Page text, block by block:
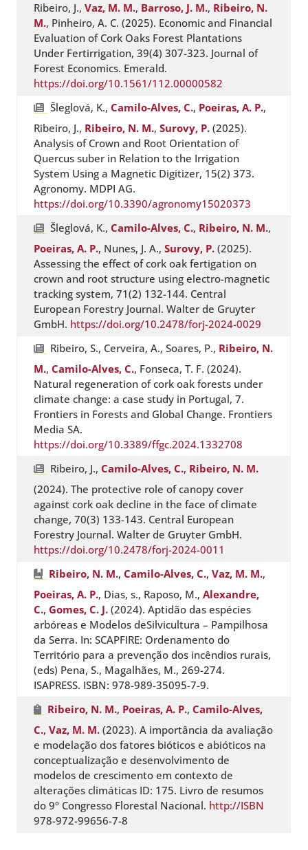
Ribeiro, J.,Vaz, M. M., Barroso, J. M., Ribeiro, N.
M., Pinheiro, A. C. (2025). Economic and Financial
Evaluation of Cork Oaks Forest Plantations
Under Fertirrigation, 39(4) 307-323. Journal of
Forest Economics. Emerald.
https://doi.org/10.1561/112.00000582
Šleglová, K.,Camilo-Alves, C., Poeiras, A. P.,
Ribeiro, J., Ribeiro, N. M.,Surovy, P. (2025).
Analysis of Crown and Root Orientation of
Quercus suber in Relation to the Irrigation
System Using a Magnetic Digitizer, 15(2) 373.
Agronomy. MDPI AG.
https://doi.org/10.3390/agronomy15020373
Šleglová, K., Camilo-Alves, C., Ribeiro, N. M.,
Poeiras, A. P., Nunes, J. A.,Surovy, P. (2025).
Assessing the effect of cork oak fertigation on
crown and root structure using electro-magnetic
tracking system, 71(2) 132-144. Central
European Forestry Journal. Walter de Gruyter
GmbH. https://doi.org/10.2478/forj-2024-0029
Ribeiro, S., Cerveira, A., Soares, P., Ribeiro, N.
M.,Camilo-Alves, C., Fonseca, T. F. (2024).
Natural regeneration of cork oak forests under
climate change: a case study in Portugal, 7.
Frontiers in Forests and Global Change. Frontiers
Media SA.
https://doi.org/10.3389/ffgc.2024.1332708
Ribeiro, J., Camilo-Alves, C., Ribeiro, N. M.
(2024). The protective role of canopy cover
against cork oak decline in the face of climate
change, 70(3) 133-143. Central European
Forestry Journal. Walter de Gruyter GmbH.
https://doi.org/10.2478/forj-2024-0011
Ribeiro, N. M.,Camilo-Alves, C.,Vaz, M. M.,
Poeiras, A. P., Dias, s., Raposo, M.,Alexandre,
C.,Gomes, C. J. (2024). Aptidão das espécies
arbóreas e Modelos deSilvicultura – Pampilhosa
da Serra. In: SCAPFIRE: Ordenamento do
Território para a prevenção dos incêndios rurais,
(eds) Pena, S., Magalhães, M., 269-274.
ISAPRESS. ISBN: 978-989-35095-7-9.
Ribeiro, N. M., Poeiras, A. P., Camilo-Alves,
C.,Vaz, M. M. (2023). A importância da avaliação
e modelação dos fatores bióticos e abióticos na
conceptualização e desenvolvimento de
modelos de crescimento em contexto de
alterações climáticas ID: 175. Livro de resumos
do 9º Congresso Florestal Nacional. http://ISBN
978-972-99656-7-8